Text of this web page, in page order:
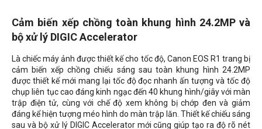
Cảm biến xếp chồng toàn khung hình 24.2MP và
bộ xử lý DIGIC Accelerator
Là chiếc máy ảnh được thiết kế cho tốc độ, Canon EOS R1 trang bị
cảm biến xếp chồng chiếu sáng sau toàn khung hình 24.2MP
được thiết kế mới mang lại tốc độ đọc nhanh ấn tượng và tốc độ
chụp liên tục cao đáng kinh ngạc đến 40 khung hình/giây với màn
trập điện tử, cùng với chế độ xem không bị chớp đen và giảm
đáng kể hiện tượng méo hình do màn trập lăn. Thiết kế chiếu sáng
sau và bộ xử lý DIGIC Accelerator mới cũng giúp tạo ra độ rõ nét